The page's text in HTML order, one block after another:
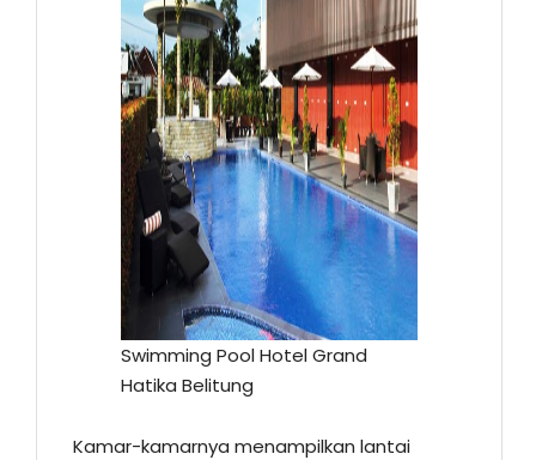
Swimming Pool Hotel Grand
Hatika Belitung
Kamar-kamarnya menampilkan lantai